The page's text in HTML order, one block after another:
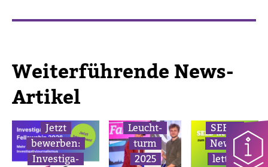
Wei­ter­füh­rende News-​
Artikel
Jetzt
bewerben:
Inves­ti­ga­
Leucht­
turm
2025
SEED-​
News­
letter